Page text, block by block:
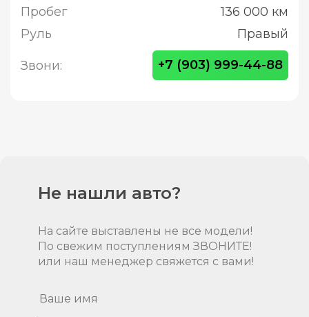
Пробег
136 000 км
Руль
Правый
Звони: +7 (903) 999-44-88
Не нашли авто?
На сайте выставлены не все модели!
По свежим поступлениям ЗВОНИТЕ!
или наш менеджер свяжется с вами!